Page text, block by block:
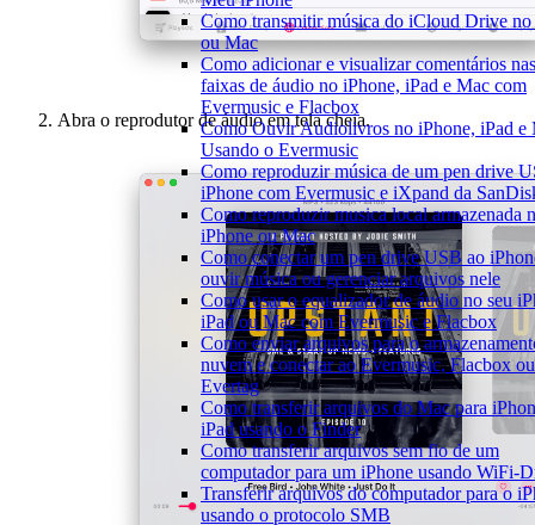
Como transmitir música do iCloud Drive no
ou Mac
Como adicionar e visualizar comentários
faixas de áudio no iPhone, iPad e Mac com
Evermusic e Flacbox
Como Ouvir Audiolivros no iPhone, iPad e
Usando o Evermusic
Como reproduzir música de um pen drive
iPhone com Evermusic e iXpand da
Como reproduzir musica local armazenada
iPhone ou Mac
Como conectar um pen drive USB ao
ouvir música ou gerenciar arquivos nele
Como usar o equalizador de áudio no seu
iPad ou Mac com Evermusic e Flacbox
Como enviar arquivos para o
nuvem e conectar ao Evermusic, Flacbox ou
Evertag
Como transferir arquivos do Mac para
iPad usando o Finder
Como transferir arquivos sem fio de um
computador para um iPhone usando WiFi-
Transferir arquivos do computador para o
usando o protocolo SMB
Abra o reprodutor de áudio em tela cheia.